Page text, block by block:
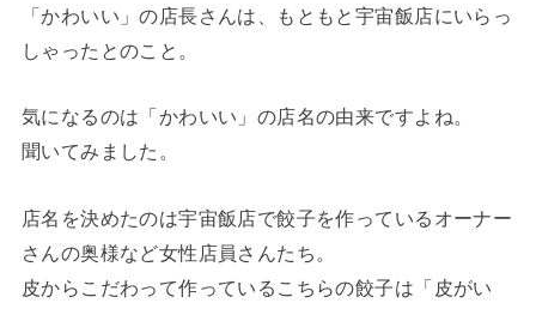
「かわいい」の店長さんは、もともと宇宙飯店にいらっ
しゃったとのこと。
気になるのは「かわいい」の店名の由来ですよね。
聞いてみました。
店名を決めたのは宇宙飯店で餃子を作っているオーナー
さんの奥様など女性店員さんたち。
皮からこだわって作っているこちらの餃子は「皮がい